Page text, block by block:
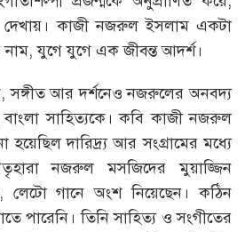
দেখায়। কাজী নজরুল ইসলাম একটা
নাম, যুগে যুগে এক জীবন্ত আদর্শ।
সঙ্গীত আর দর্শনেও নজরুলের অনবদ্য
বাংলা সাহিত্যকে। কবি কাজী নজরুল
দারিদ্র্য আর সংগ্রামের মধ্যে
নজরুল মসজিদের মুয়াজ্জিন
লেটো গানে অংশ নিয়েছেন। কঠিন
পারেনি। তিনি সাহিত্য ও সংগীতের